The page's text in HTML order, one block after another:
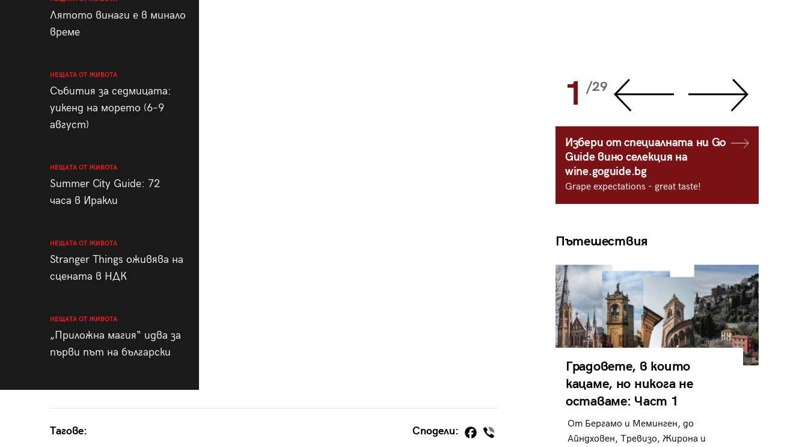
Лятото винаги е в минало
време
НЕЩАТА ОТ ЖИВОТА
Събития за седмицата:
уикенд на морето (6–9
август)
НЕЩАТА ОТ ЖИВОТА
Summer City Guide: 72
часа в Иракли
НЕЩАТА ОТ ЖИВОТА
Stranger Things оживява на
сцената в НДК
НЕЩАТА ОТ ЖИВОТА
„Приложна магия“ идва за
първи път на български
Тагове: Сподели:
28 1 /29
Избери от специалната ни Go
Guide вино селекция на
wine.goguide.bg
Grape expectations - great taste!
Пътешествия
Градовете, в които
кацаме, но никога не
оставаме: Част 1
От Бергамо и Меминген, до
Айндховен, Тревизо, Жирона и